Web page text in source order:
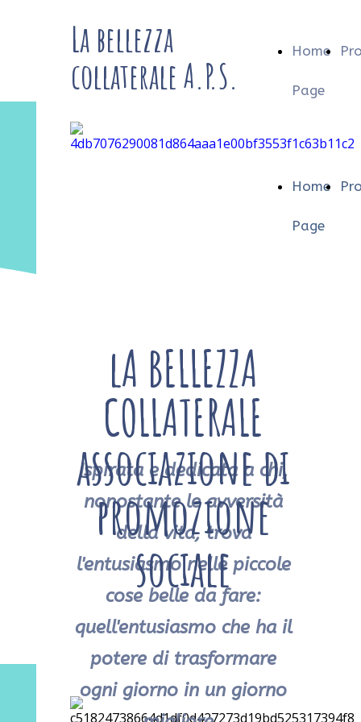
La bellezza
collaterale A.P.S.
Home
Page
Home
Page
lA BELLEZZA
COLLATERALE
associazione di
promozione
sociale
Ispirata e dedicata a chi,
nonostante le avversità
della vita, trova
l'entusiasmo nelle piccole
cose belle da fare:
quell'entusiasmo che ha il
potere di trasformare
ogni giorno in un giorno